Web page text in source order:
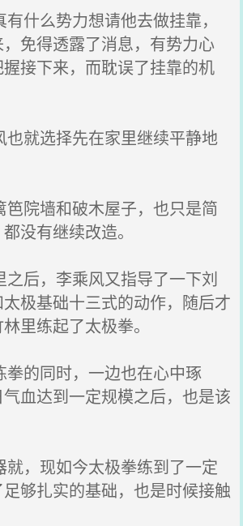
什么势力想请他去做挂靠，
免得透露了消息，有势力心
接下来，而耽误了挂靠的机
就选择先在家里继续平静地
院墙和破木屋子，也只是简
没有继续改造。
后，李乘风又指导了一下刘
极基础十三式的动作，随后才
里练起了太极拳。
的同时，一边也在心中琢
血达到一定规模之后，也是该
，现如今太极拳练到了一定
够扎实的基础，也是时候接触